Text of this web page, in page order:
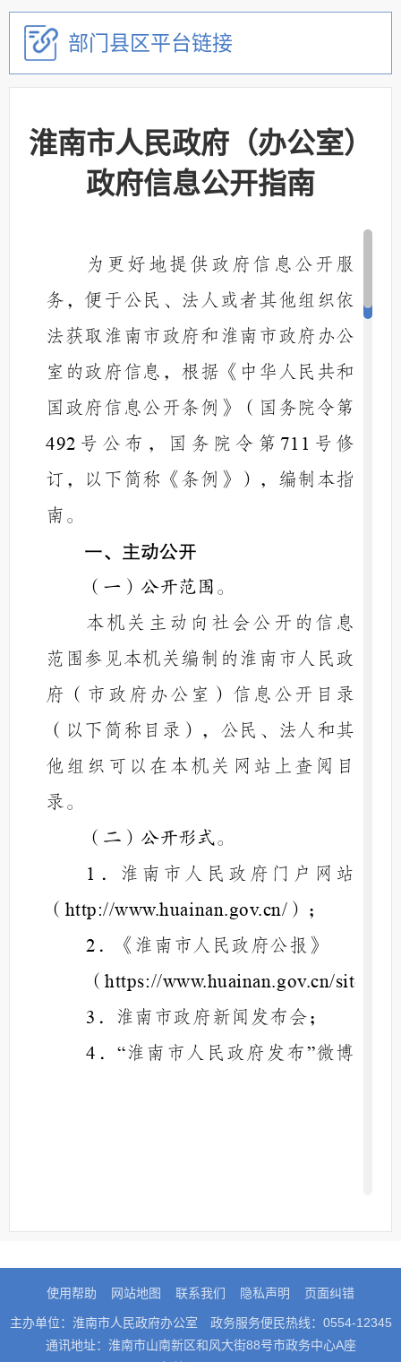
部门县区平台链接
淮南市人民政府（办公室）
政府信息公开指南
为更好地提供政府信息公开服
务，便于公民、法人或者其他组织依
法获取淮南市政府和淮南市政府办公
室的政府信息，根据《中华人民共和
国政府信息公开条例》（国务院令第
492 号公布，国务院令第 711 号修
订，以下简称《条例》），编制本指
南。
一、主动公开
（一）公开范围。
本机关主动向社会公开的信息
范围参见本机关编制的淮南市人民政
府（市政府办公室）信息公开目录
（以下简称目录），公民、法人和其
他组织可以在本机关网站上查阅目
录。
（二）公开形式。
1 ．淮南市人民政府门户网站
（ http://www.huainan.gov.cn/ ）；
2 ． 《 淮南市人民政府公报 》
（https://www.huainan.gov.cn/site/
3 ．淮南市政府新闻发布会；
4 ． “淮南市人民政府发布”微博
公时间：法定工作日 上午09:00-
12:00下午1:30-5:00，节假日除
外；联系电话：0554-5368368
；
（ 2）淮南市图书馆，办公地
使用帮助 网站地图 联系我们 隐私声明 页面纠错
主办单位：淮南市人民政府办公室
政务服务便民热线：0554-12345
通讯地址：淮南市山南新区和风大街88号市政务中心A座